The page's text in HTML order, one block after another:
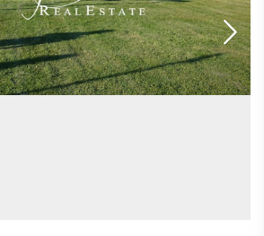
VILLE DI LUSSO
VILLE CON GIARDINO
VILLETTE A SCHIERA
AFFITTO